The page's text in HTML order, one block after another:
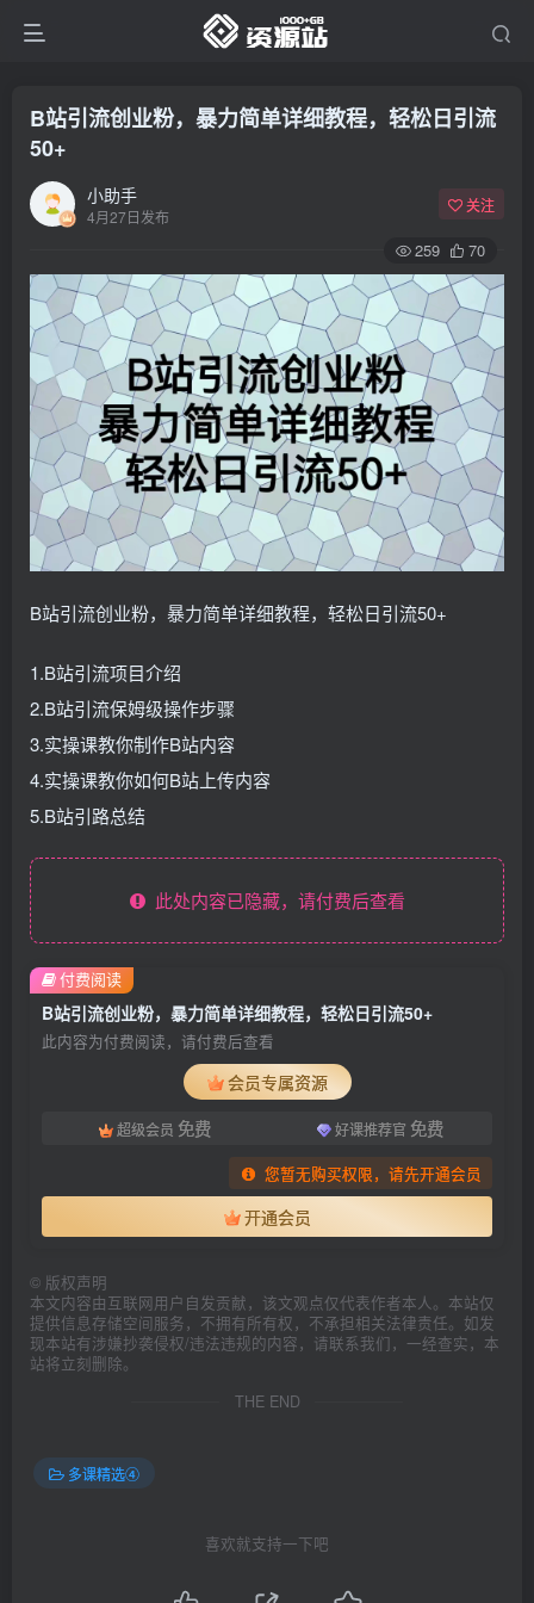
B站引流创业粉，暴力简单详细教程，轻松日引流
50+
小助手
4月27日发布
关注
259 70
B站引流创业粉，暴力简单详细教程，轻松日引流50+
1.B站引流项目介绍
2.B站引流保姆级操作步骤
3.实操课教你制作B站内容
4.实操课教你如何B站上传内容
5.B站引路总结
此处内容已隐藏，请付费后查看
B站引流创业粉，暴力简单详细教程，轻松日引流50+
此内容为付费阅读，请付费后查看
会员专属资源
超级会员 免费 好课推荐官 免费
您暂无购买权限，请先开通会员
开通会员
付费阅读
© 版权声明
本文内容由互联网用户自发贡献，该文观点仅代表作者本人。本站仅
提供信息存储空间服务，不拥有所有权，不承担相关法律责任。如发
现本站有涉嫌抄袭侵权/违法违规的内容，请联系我们，一经查实，本
站将立刻删除。
THE END
多课精选④
喜欢就支持一下吧